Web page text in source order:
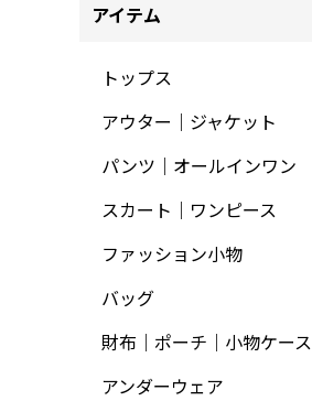
アイテム
トップス
アウター｜ジャケット
パンツ｜オールインワン
スカート｜ワンピース
ファッション小物
バッグ
財布｜ポーチ｜小物ケース
アンダーウェア